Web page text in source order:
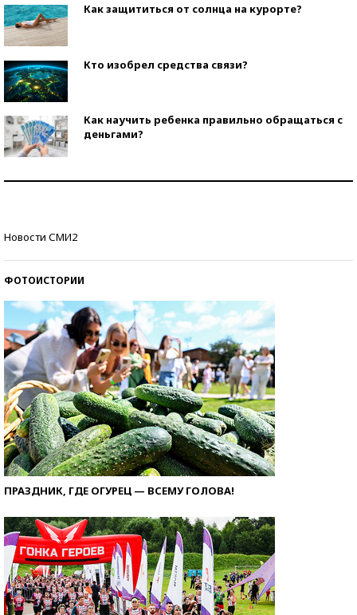
Как защититься от солнца на курорте?
Кто изобрел средства связи?
Как научить ребенка правильно обращаться с
деньгами?
Новости СМИ2
ФОТОИСТОРИИ
ПРАЗДНИК, ГДЕ ОГУРЕЦ — ВСЕМУ ГОЛОВА!